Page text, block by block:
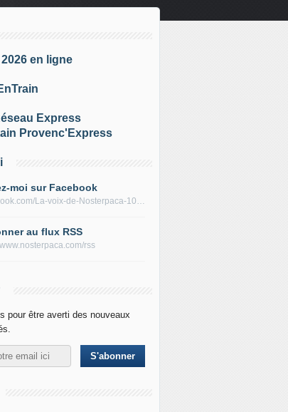
en ligne
Express
Provenc'Express
moi sur Facebook
//facebook.com/La-voix-de-Nosterpaca-106434384284735
au flux RSS
rss
pour être averti des nouveaux